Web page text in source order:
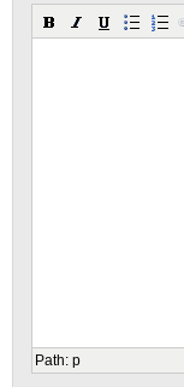
Path: p